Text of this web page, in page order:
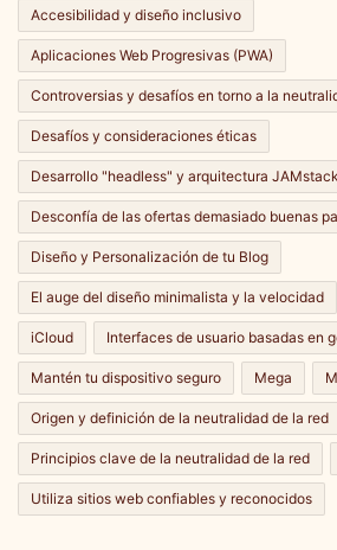
Accesibilidad y diseño inclusivo
Aplicaciones Web Progresivas (PWA)
Controversias y desafíos en torno a la
Desafíos y consideraciones éticas
Desarrollo "headless" y arquitectura JAMstack
Desconfía de las ofertas demasiado buenas
Diseño y Personalización de tu Blog
El auge del diseño minimalista y la velocidad
iCloud Interfaces de usuario basadas en
Mantén tu dispositivo seguro Mega
Origen y definición de la neutralidad de la red
Principios clave de la neutralidad de la red
Utiliza sitios web confiables y reconocidos